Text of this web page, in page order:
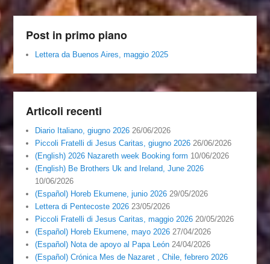
Post in primo piano
Lettera da Buenos Aires, maggio 2025
Articoli recenti
Diario Italiano, giugno 2026 26/06/2026
Piccoli Fratelli di Jesus Caritas, giugno 2026 26/06/2026
(English) 2026 Nazareth week Booking form 10/06/2026
(English) Be Brothers Uk and Ireland, June 2026
10/06/2026
(Español) Horeb Ekumene, junio 2026 29/05/2026
Lettera di Pentecoste 2026 23/05/2026
Piccoli Fratelli di Jesus Caritas, maggio 2026 20/05/2026
(Español) Horeb Ekumene, mayo 2026 27/04/2026
(Español) Nota de apoyo al Papa León 24/04/2026
(Español) Crónica Mes de Nazaret , Chile, febrero 2026